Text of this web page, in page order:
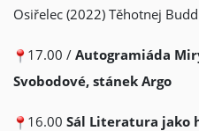
Osiřelec (2022) Těhotnej
17.00 / Autogramiáda
Svobodové, stánek Argo
16.00 Sál Literatura jako